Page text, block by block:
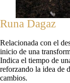
Runa Dagaz
Relacionada con el
inicio de una
Indica el tiempo de
reforzando la idea de
cambios.